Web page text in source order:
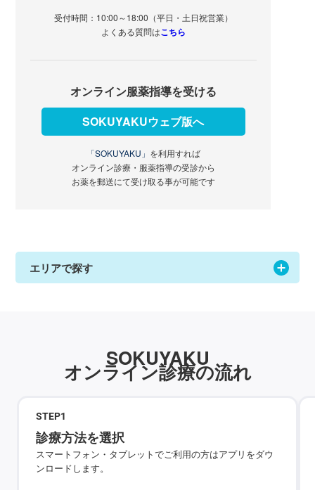
受付時間：10:00～18:00（平日・土日祝営業）
よくある質問はこちら
オンライン服薬指導を受ける
SOKUYAKUウェブ版へ
「SOKUYAKU」 を利用すれば
オンライン診療・服薬指導の受診から
お薬を郵送にて受け取る事が可能です
エリアで探す
SOKUYAKU
オンライン診療の流れ
STEP1
診療方法を選択
スマートフォン・タブレットでご利用の方はアプリをダウ
ンロードします。